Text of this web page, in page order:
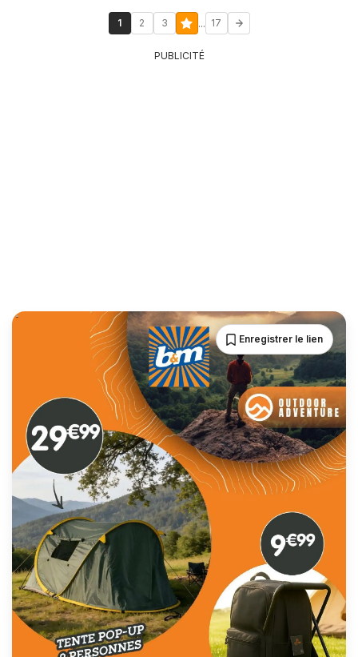
1 2 3 ... 17
PUBLICITÉ
Enregistrer le lien